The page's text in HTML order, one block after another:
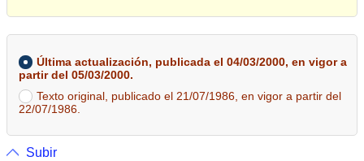
Última actualización, publicada el 04/03/2000, en vigor a
partir del 05/03/2000.
Texto original, publicado el 21/07/1986, en vigor a partir del
22/07/1986.
Subir